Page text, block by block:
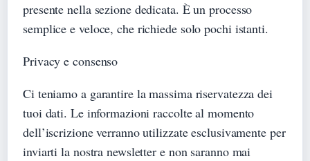
presente nella sezione dedicata. È un processo
semplice e veloce, che richiede solo pochi istanti.
Privacy e consenso
Ci teniamo a garantire la massima riservatezza dei
tuoi dati. Le informazioni raccolte al momento
dell’iscrizione verranno utilizzate esclusivamente per
inviarti la nostra newsletter e non saranno mai